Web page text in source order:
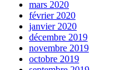
mars 2020
février 2020
janvier 2020
décembre 2019
novembre 2019
octobre 2019